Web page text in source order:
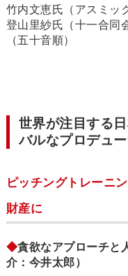
竹内文恵氏（アスミッ
登山里紗氏（十一合同
（五十音順）
世界が注目する
バルなプロデュ
ピッチングトレーニ
財産に
◆貪欲なアプローチと
介：今井太郎）